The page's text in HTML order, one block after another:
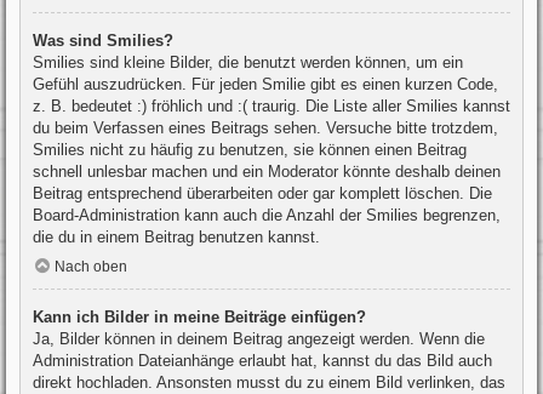
Was sind Smilies?
Smilies sind kleine Bilder, die benutzt werden können, um ein
Gefühl auszudrücken. Für jeden Smilie gibt es einen kurzen Code,
z. B. bedeutet :) fröhlich und :( traurig. Die Liste aller Smilies kannst
du beim Verfassen eines Beitrags sehen. Versuche bitte trotzdem,
Smilies nicht zu häufig zu benutzen, sie können einen Beitrag
schnell unlesbar machen und ein Moderator könnte deshalb deinen
Beitrag entsprechend überarbeiten oder gar komplett löschen. Die
Board-Administration kann auch die Anzahl der Smilies begrenzen,
die du in einem Beitrag benutzen kannst.
Nach oben
Kann ich Bilder in meine Beiträge einfügen?
Ja, Bilder können in deinem Beitrag angezeigt werden. Wenn die
Administration Dateianhänge erlaubt hat, kannst du das Bild auch
direkt hochladen. Ansonsten musst du zu einem Bild verlinken, das